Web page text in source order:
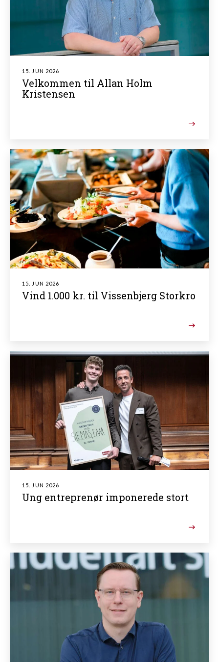
15. JUN 2026
Velkommen til Allan Holm
Kristensen
15. JUN 2026
Vind 1.000 kr. til Vissenbjerg Storkro
15. JUN 2026
Ung entreprenør imponerede stort